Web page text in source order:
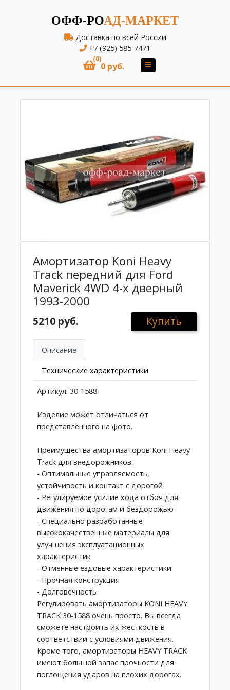
ОФФ-РОАД-МАРКЕТ
Доставка по всей России
+7 (925) 585-7471
(0)
0 руб.
Амортизатор Koni Heavy
Track передний для Ford
Maverick 4WD 4-х дверный
1993-2000
5210 руб. Купить
Описание
Технические характеристики
Артикул: 30-1588
Изделие может отличаться от
представленного на фото.
Преимущества амортизаторов Koni Heavy
Track для внедорожников:
- Оптимальные управляемость,
устойчивость и контакт с дорогой
- Регулируемое усилие хода отбоя для
движения по дорогам и бездорожью
- Специально разработанные
высококачественные материалы для
улучшения эксплуатационных
характеристик
- Отменные ездовые характеристики
- Прочная конструкция
- Долговечность
Регулировать амортизаторы KONI HEAVY
TRACK 30-1588 очень просто. Вы всегда
сможете настроить их жесткость в
соответствии с условиями движения.
Кроме того, амортизаторы HEAVY TRACK
имеют большой запас прочности для
поглощения ударов на плохих дорогах.